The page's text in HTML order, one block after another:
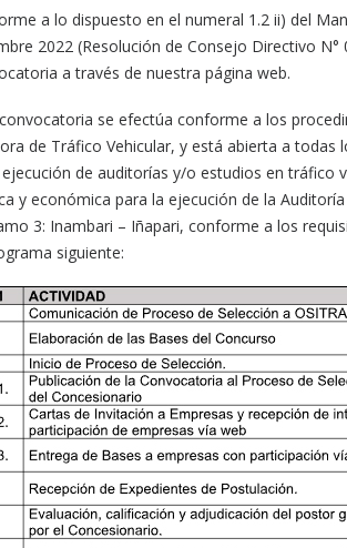
a lo dispuesto en el numeral 1.2 ii) del
2022 (Resolución de Consejo Directivo
a través de nuestra página web.
se efectúa conforme a los
de Tráfico Vehicular, y está abierta a
de auditorías y/o estudios en tráfico
y económica para la ejecución de la
3: Inambari – Iñapari, conforme a los
siguiente: